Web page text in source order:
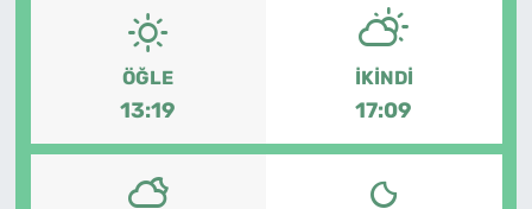
ÖĞLE
13:19
İKINDI
17:09